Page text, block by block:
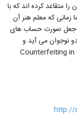
متقاعد کرده اند که با
که معلم هنر آن
جعل صورت حساب های
نوجوان می آید و
مشکلات آن ها شروع می شود... زیرنویس هماهنگ Counterfeiting in
http://